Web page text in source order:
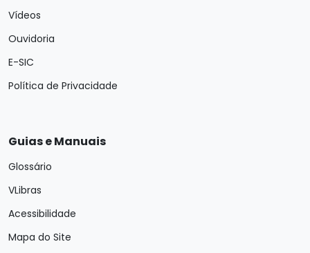
Vídeos
Ouvidoria
E-SIC
Política de Privacidade
Guias e Manuais
Glossário
VLibras
Acessibilidade
Mapa do Site